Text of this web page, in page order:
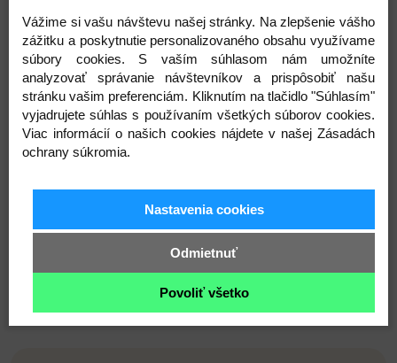
certifikátom OEKO-TEX® Standard 100, vhodného
pre deti od 0 do 3 rokov a šetrného k citlivej
detskej pokožke.🤍
Každá prikrývka je ručne ušitá na Slovensku s
dôrazom na kvalitu, jemnosť a detail. Prírodný
materiál je priedušný, mäkký a ideálny pre
Vážime si vašu návštevu našej stránky. Na zlepšenie vášho
zážitku a poskytnutie personalizovaného obsahu využívame
súbory cookies. S vaším súhlasom nám umožníte
analyzovať správanie návštevníkov a prispôsobiť našu
stránku vašim preferenciám. Kliknutím na tlačidlo "Súhlasím"
vyjadrujete súhlas s používaním všetkých súborov cookies.
Viac informácií o našich cookies nájdete v našej Zásadách
ochrany súkromia.
Nastavenia cookies
Odmietnuť
Povoliť všetko